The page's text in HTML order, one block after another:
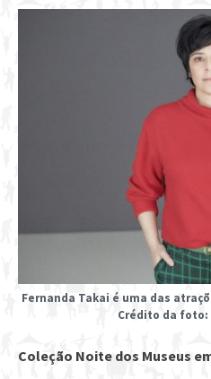
Fernanda Takai é uma das
Crédito da foto:
Coleção Noite dos Museus